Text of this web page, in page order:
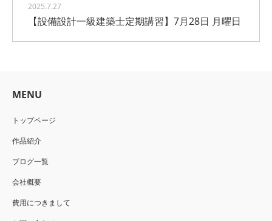
2025.7.27
【設備設計一級建築士定期講習】7月28日 月曜日
MENU
トップページ
作品紹介
ブログ一覧
会社概要
費用につきまして